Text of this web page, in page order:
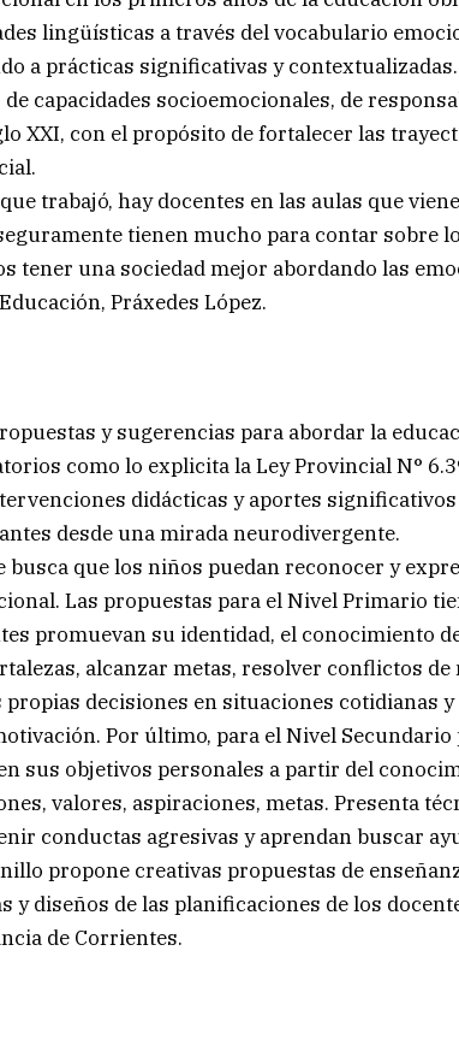
lingüísticas a través del vocabulario
a prácticas significativas y
capacidades socioemocionales, de
XXI, con el propósito de fortalecer las
trabajó, hay docentes en las aulas que
tienen mucho para contar sobre
tener una sociedad mejor abordando las
Práxedes López.
y sugerencias para abordar la
como lo explicita la Ley Provincial N°
didácticas y aportes significativos
desde una mirada neurodivergente.
busca que los niños puedan reconocer y
Las propuestas para el Nivel Primario
promuevan su identidad, el conocimiento
alcanzar metas, resolver conflictos de
decisiones en situaciones cotidianas
Por último, para el Nivel
sus objetivos personales a partir del
valores, aspiraciones, metas. Presenta
conductas agresivas y aprendan buscar
propone creativas propuestas de
y diseños de las planificaciones de los
de Corrientes.